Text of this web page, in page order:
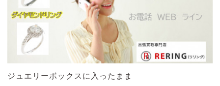
ジュエリーボックスに入ったまま